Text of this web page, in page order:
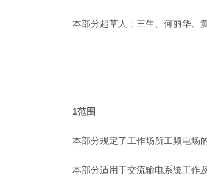
本部分起草人：王生、何丽华、
1范围
本部分规定了工作场所工频电场
本部分适用于交流输电系统工作